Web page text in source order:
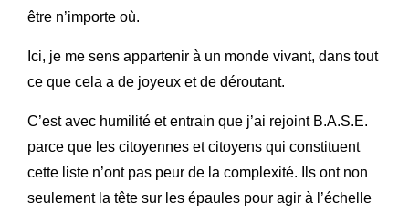
être n’importe où.
Ici, je me sens appartenir à un monde vivant, dans tout
ce que cela a de joyeux et de déroutant.
C’est avec humilité et entrain que j’ai rejoint B.A.S.E.
parce que les citoyennes et citoyens qui constituent
cette liste n’ont pas peur de la complexité. Ils ont non
seulement la tête sur les épaules pour agir à l’échelle